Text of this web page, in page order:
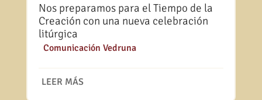
Nos preparamos para el Tiempo de la
Creación con una nueva celebración
litúrgica
Comunicación Vedruna
LEER MÁS